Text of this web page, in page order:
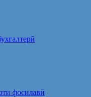
фосилавӣ